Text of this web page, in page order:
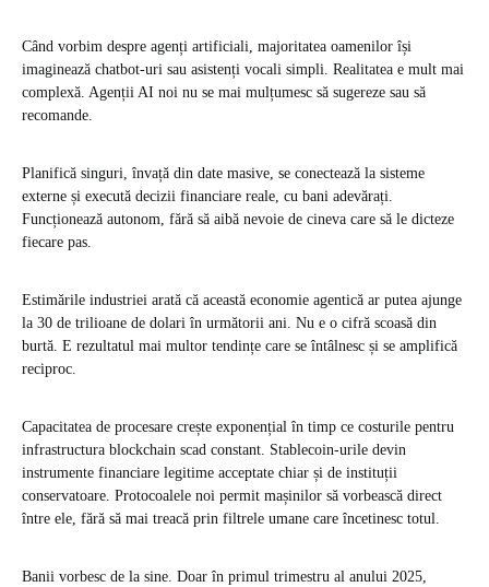
Când vorbim despre agenți artificiali, majoritatea oamenilor își
imaginează chatbot-uri sau asistenți vocali simpli. Realitatea e mult mai
complexă. Agenții AI noi nu se mai mulțumesc să sugereze sau să
recomande.
Planifică singuri, învață din date masive, se conectează la sisteme
externe și execută decizii financiare reale, cu bani adevărați.
Funcționează autonom, fără să aibă nevoie de cineva care să le dicteze
fiecare pas.
Estimările industriei arată că această economie agentică ar putea ajunge
la 30 de trilioane de dolari în următorii ani. Nu e o cifră scoasă din
burtă. E rezultatul mai multor tendințe care se întâlnesc și se amplifică
reciproc.
Capacitatea de procesare crește exponențial în timp ce costurile pentru
infrastructura blockchain scad constant. Stablecoin-urile devin
instrumente financiare legitime acceptate chiar și de instituții
conservatoare. Protocoalele noi permit mașinilor să vorbească direct
între ele, fără să mai treacă prin filtrele umane care încetinesc totul.
Banii vorbesc de la sine. Doar în primul trimestru al anului 2025,